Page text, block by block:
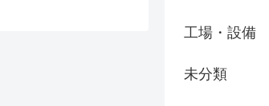
工場・設備
未分類